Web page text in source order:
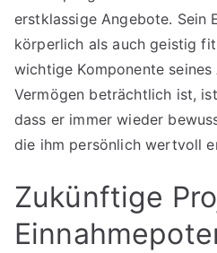
erstklassige Angebote. Sein
körperlich als auch geistig
wichtige Komponente
Vermögen beträchtlich ist,
dass er immer wieder
die ihm persönlich wertvoll
Zukünftige